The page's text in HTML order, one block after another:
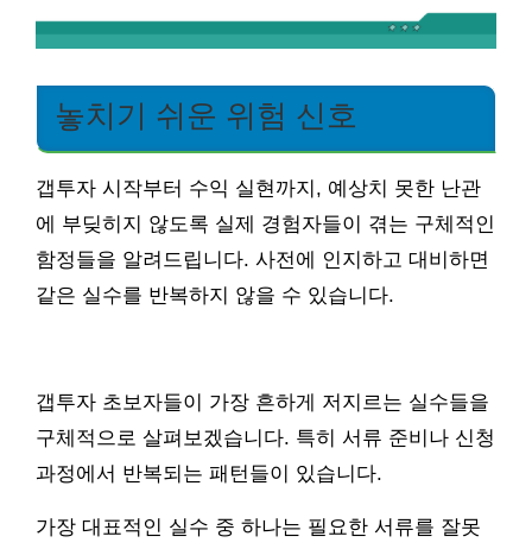
놓치기 쉬운 위험 신호
갭투자 시작부터 수익 실현까지, 예상치 못한 난관
에 부딪히지 않도록 실제 경험자들이 겪는 구체적인
함정들을 알려드립니다. 사전에 인지하고 대비하면
같은 실수를 반복하지 않을 수 있습니다.
갭투자 초보자들이 가장 흔하게 저지르는 실수들을
구체적으로 살펴보겠습니다. 특히 서류 준비나 신청
과정에서 반복되는 패턴들이 있습니다.
가장 대표적인 실수 중 하나는 필요한 서류를 잘못